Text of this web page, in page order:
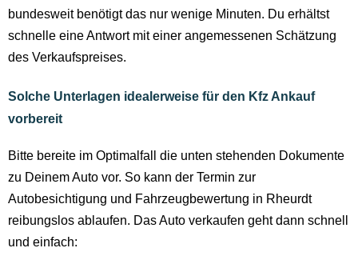
bundesweit benötigt das nur wenige Minuten. Du erhältst
schnelle eine Antwort mit einer angemessenen Schätzung
des Verkaufspreises.
Solche Unterlagen idealerweise für den Kfz Ankauf
vorbereit
Bitte bereite im Optimalfall die unten stehenden Dokumente
zu Deinem Auto vor. So kann der Termin zur
Autobesichtigung und Fahrzeugbewertung in Rheurdt
reibungslos ablaufen. Das Auto verkaufen geht dann schnell
und einfach: